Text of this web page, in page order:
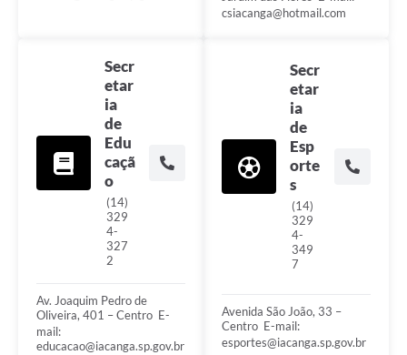
csiacanga@hotmail.com
Secr
etar
ia
de
Edu
caçã
o
(14)
329
4-
327
2
Av. Joaquim Pedro de
Oliveira, 401 – Centro ㅤㅤㅤㅤㅤㅤㅤㅤㅤㅤㅤㅤㅤㅤㅤㅤㅤㅤㅤㅤㅤㅤㅤㅤㅤㅤㅤㅤㅤㅤㅤㅤㅤㅤㅤㅤㅤㅤㅤㅤㅤㅤㅤㅤㅤㅤㅤㅤㅤㅤㅤㅤㅤㅤㅤㅤㅤㅤㅤㅤㅤ E-
mail:
educacao@iacanga.sp.gov.br
Secr
etar
ia
de
Esp
orte
s
(14)
329
4-
349
7
Avenida São João, 33 –
Centro ㅤㅤㅤㅤㅤㅤㅤㅤㅤㅤㅤㅤㅤㅤㅤㅤㅤㅤㅤㅤㅤㅤㅤㅤㅤㅤㅤㅤㅤㅤㅤㅤㅤㅤㅤㅤㅤㅤㅤㅤㅤㅤㅤㅤㅤㅤㅤㅤㅤㅤㅤㅤㅤㅤㅤㅤㅤㅤㅤㅤㅤㅤㅤㅤㅤㅤㅤ E-mail:
esportes@iacanga.sp.gov.br